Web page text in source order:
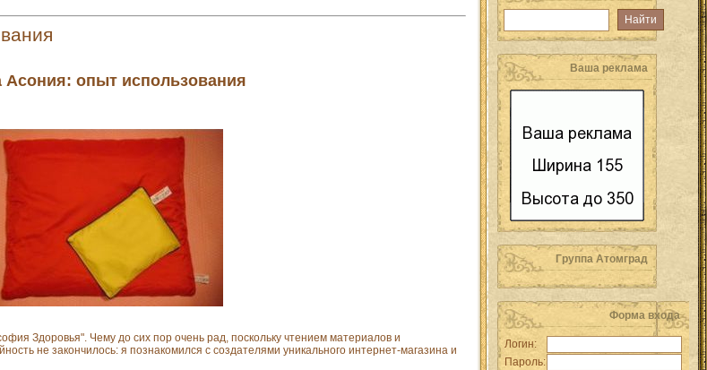
Асония: опыт использования
Здоровья". Чему до сих пор очень рад, поскольку чтением материалов и
не закончилось: я познакомился с создателями уникального интернет-магазина и
Ваша реклама
Группа Атомград
Форма входа
Логин:
Пароль: